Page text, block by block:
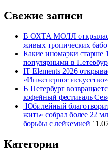
Свежие записи
В ОХТА МОЛЛ открылась
живых тропических
Какие иномарки старше
популярными в
IT Elements 2026
«Инженерное искусство»
В Петербург
кофейный фестиваль
Юбилейный
жить» собрал более 22
борьбы с лейкемией
Категории